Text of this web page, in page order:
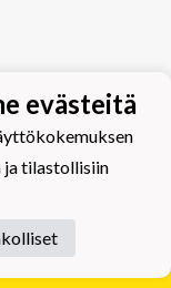
evästeitä
ja tilastollisiin